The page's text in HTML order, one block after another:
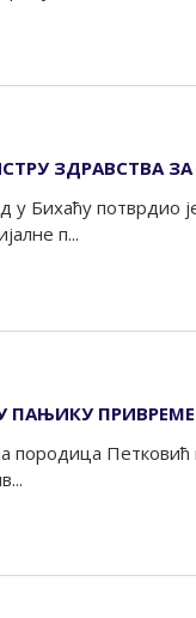
ЗДРАВСТВА
Бихаћу потврдио
п...
Петковић